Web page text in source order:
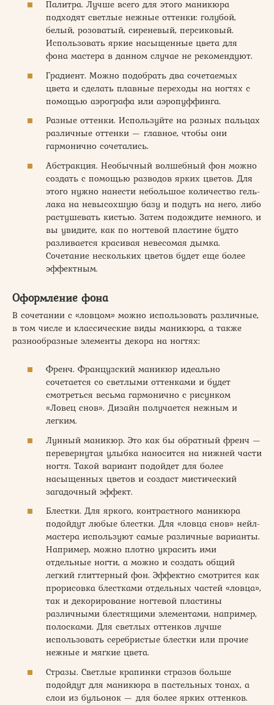
Палитра. Лучше всего для этого маникюра
подходят светлые нежные оттенки: голубой,
белый, розоватый, сиреневый, персиковый.
Использовать яркие насыщенные цвета для
фона мастера в данном случае не рекомендуют.
Градиент. Можно подобрать два сочетаемых
цвета и сделать плавные переходы на ногтях с
помощью аэрографа или аэропуффинга.
Разные оттенки. Используйте на разных пальцах
различные оттенки — главное, чтобы они
гармонично сочетались.
Абстракция. Необычный волшебный фон можно
создать с помощью разводов ярких цветов. Для
этого нужно нанести небольшое количество гель-
лака на невысохшую базу и подуть на него, либо
растушевать кистью. Затем подождите немного, и
вы увидите, как по ногтевой пластине будто
разливается красивая невесомая дымка.
Сочетание нескольких цветов будет еще более
эффектным.
Оформление фона
В сочетании с «ловцом» можно использовать различные,
в том числе и классические виды маникюра, а также
разнообразные элементы декора на ногтях:
Френч. Французский маникюр идеально
сочетается со светлыми оттенками и будет
смотреться весьма гармонично с рисунком
«Ловец снов». Дизайн получается нежным и
легким.
Лунный маникюр. Это как бы обратный френч —
перевернутая улыбка наносится на нижней части
ногтя. Такой вариант подойдет для более
насыщенных цветов и создаст мистический
загадочный эффект.
Блестки. Для яркого, контрастного маникюра
подойдут любые блестки. Для «ловца снов» нейл-
мастера используют самые различные варианты.
Например, можно плотно украсить ими
отдельные ногти, а можно и создать общий
легкий глиттерный фон. Эффектно смотрится как
прорисовка блестками отдельных частей «ловца»,
так и декорирование ногтевой пластины
различными блестящими элементами, например,
полосками. Для светлых оттенков лучше
использовать серебристые блестки или прочие
нежные и мягкие цвета.
Стразы. Светлые крапинки стразов больше
подойдут для маникюра в пастельных тонах, а
слои из бульонок — для более ярких оттенков.